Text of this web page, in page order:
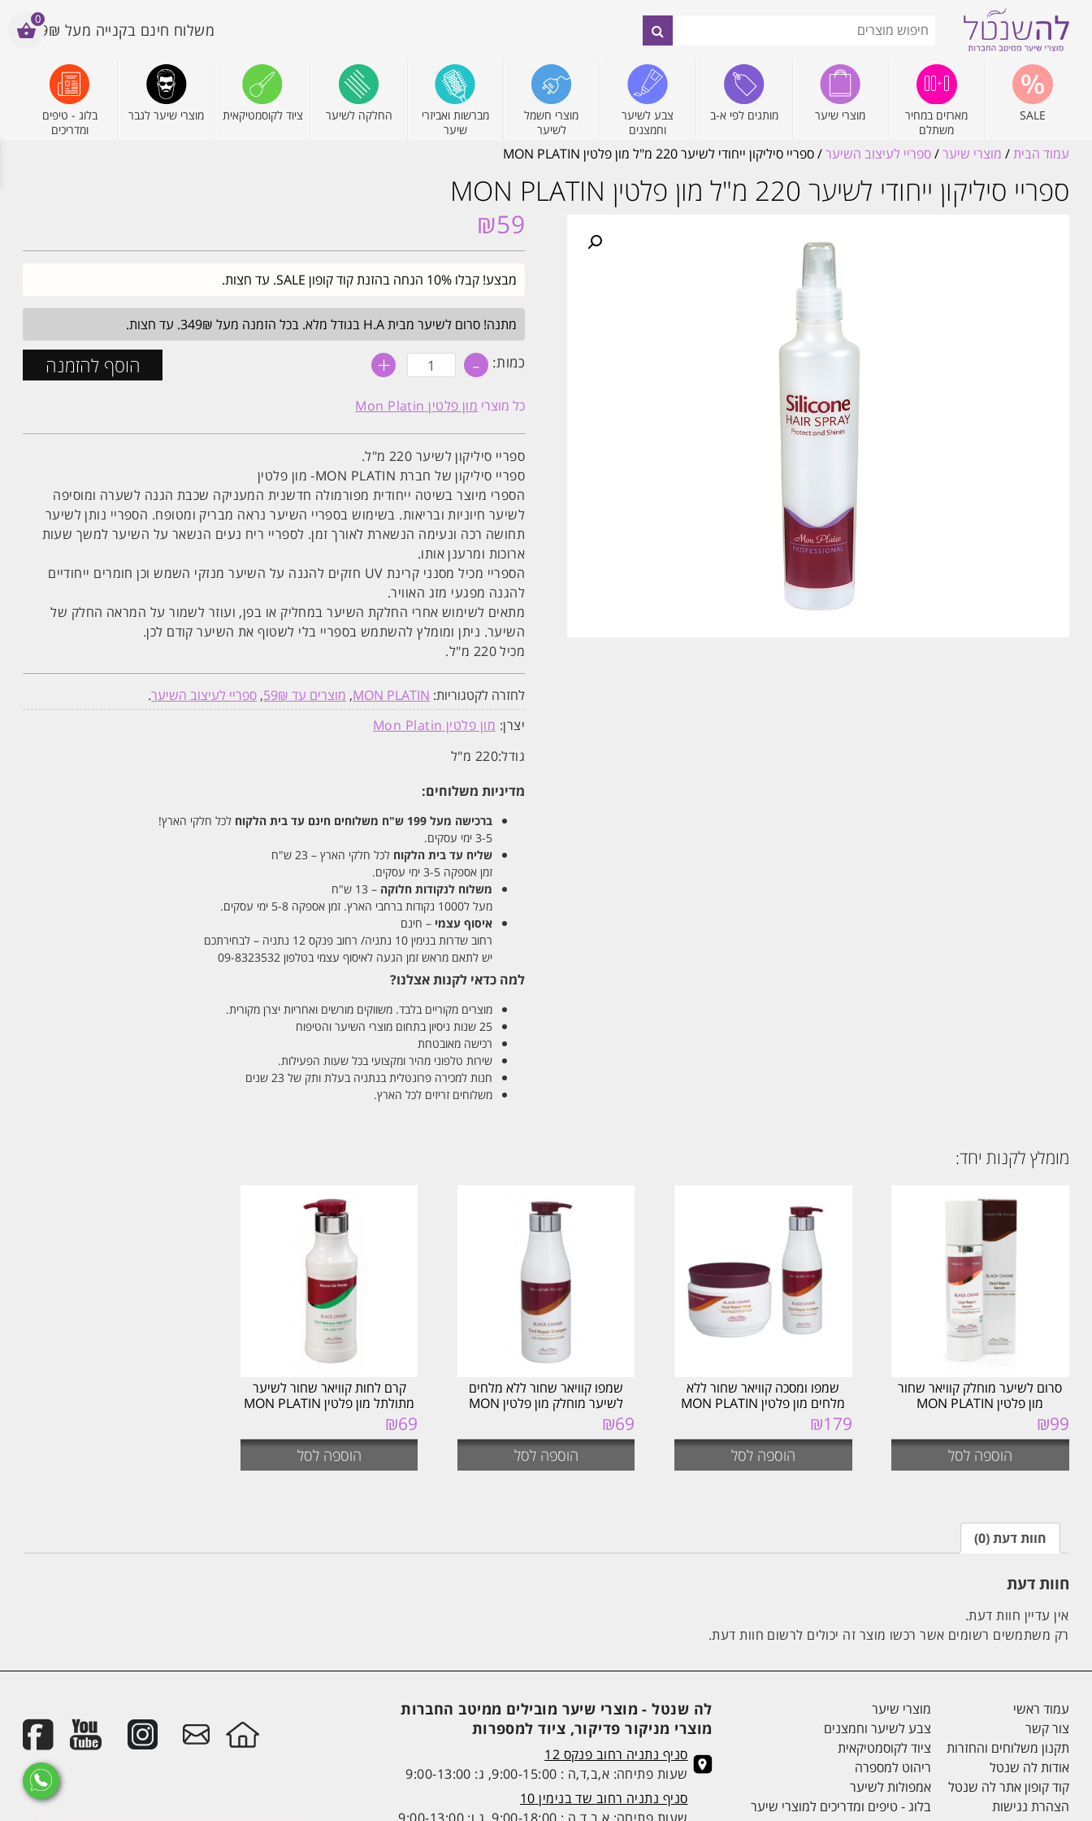
משלוח חינם בקנייה מעל 199₪
SALE
מארזים במחיר
משתלם
מוצרי שיער מותגים לפי א-ב
צבע לשיער
וחמצנים
מוצרי חשמל
לשיער
מברשות ואביזרי
שיער
החלקה לשיער ציוד לקוסמטיקאית מוצרי שיער לגבר
בלוג - טיפים
ומדריכים
עמוד הבית/ מוצרי שיער/ספריי לעיצוב השיער/ ספריי סיליקון ייחודי לשיער 220 מ"ל מון פלטין MON PLATIN
ספריי סיליקון ייחודי לשיער 220 מ"ל מון פלטין MON PLATIN
₪59
מבצע! קבלו 10% הנחה בהזנת קוד קופון SALE. עד חצות.
מתנה! סרום לשיער מבית H.A בגודל מלא. בכל הזמנה מעל 349₪. עד חצות.
כמות: - כמות
של
סיליקון
ייחודי
220
מ"ל
מון
פלטין
MON
PLATIN
+ הוסף להזמנה
כל מוצרי מון פלטין Mon Platin
ספריי סיליקון לשיער 220 מ"ל.
ספריי סיליקון של חברת MON PLATIN- מון פלטין
הספרי מיוצר בשיטה ייחודית מפורמולה חדשנית המעניקה שכבת הגנה לשערה ומוסיפה
לשיער חיוניות ובריאות. בשימוש בספריי השיער נראה מבריק ומטופח. הספריי נותן לשיער
תחושה רכה ונעימה הנשארת לאורך זמן. לספריי ריח נעים הנשאר על השיער למשך שעות
ארוכות ומרענן אותו.
הספריי מכיל מסנני קרינת UV חזקים להגנה על השיער מנזקי השמש וכן חומרים ייחודיים
להגנה מפגעי מזג האוויר.
מתאים לשימוש אחרי החלקת השיער במחליק או בפן, ועוזר לשמור על המראה החלק של
השיער. ניתן ומומלץ להשתמש בספריי בלי לשטוף את השיער קודם לכן.
מכיל 220 מ"ל.
לחזרה לקטגוריות: MON PLATIN
, מוצרים עד 59₪ , ספריי לעיצוב השיער.
יצרן: מון פלטין Mon Platin
גודל:220 מ"ל
מדיניות משלוחים:
ברכישה מעל 199 ש"ח משלוחים חינם עד בית הלקוח לכל חלקי הארץ!
3-5 ימי עסקים.
שליח עד בית הלקוח לכל חלקי הארץ – 23 ש"ח
זמן אספקה 3-5 ימי עסקים.
משלוח לנקודות חלוקה – 13 ש"ח
מעל ל1000 נקודות ברחבי הארץ. זמן אספקה 5-8 ימי עסקים.
איסוף עצמי – חינם
רחוב שדרות בנימין 10 נתניה/ רחוב פנקס 12 נתניה – לבחירתכם
יש לתאם מראש זמן הגעה לאיסוף עצמי בטלפון 09-8323532
למה כדאי לקנות אצלנו?
מוצרים מקוריים בלבד. משווקים מורשים ואחריות יצרן מקורית.
25 שנות ניסיון בתחום מוצרי השיער והטיפוח
רכישה מאובטחת
שירות טלפוני מהיר ומקצועי בכל שעות הפעילות.
חנות למכירה פרונטלית בנתניה בעלת ותק של 23 שנים
משלוחים זריזים לכל הארץ.
מומלץ לקנות יחד:
סרום לשיער מוחלק קוויאר שחור
מון פלטין MON PLATIN
₪99
הוספה לסל
שמפו ומסכה קוויאר שחור ללא
מלחים מון פלטין MON PLATIN
₪179
הוספה לסל
שמפו קוויאר שחור ללא מלחים
לשיער מוחלק מון פלטין MON
₪69
הוספה לסל
קרם לחות קוויאר שחור לשיער
מתולתל מון פלטין MON PLATIN
₪69
הוספה לסל
חוות דעת (0)
חוות דעת
אין עדיין חוות דעת.
רק משתמשים רשומים אשר רכשו מוצר זה יכולים לרשום חוות דעת.
עמוד ראשי
צור קשר
תקנון משלוחים והחזרות
אודות לה שנטל
קוד קופון אתר לה שנטל
הצהרת נגישות
מוצרי שיער
צבע לשיער וחמצנים
ציוד לקוסמטיקאית
ריהוט למספרה
אמפולות לשיער
בלוג - טיפים ומדריכים למוצרי שיער
לה שנטל - מוצרי שיער מובילים ממיטב החברות
מוצרי מניקור פדיקור, ציוד למספרות
סניף נתניה רחוב פנקס 12
שעות פתיחה: א,ב,ד,ה : 9:00-15:00, ג: 9:00-13:00
סניף נתניה רחוב שד בנימין 10
0